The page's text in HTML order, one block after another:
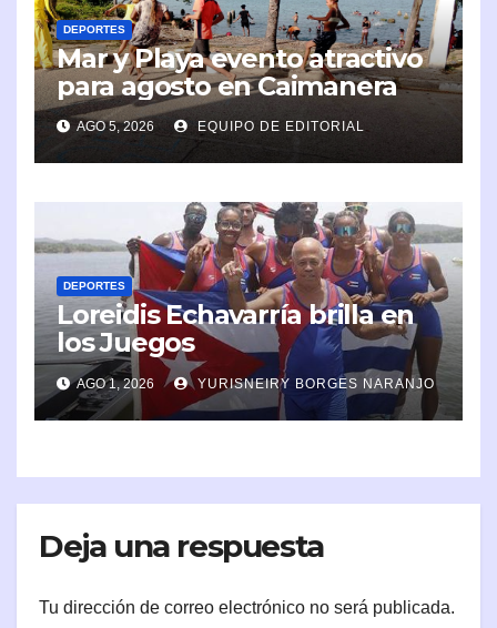
DEPORTES
Mar y Playa evento atractivo
para agosto en Caimanera
AGO 5, 2026 EQUIPO DE EDITORIAL
DEPORTES
Loreidis Echavarría brilla en
los Juegos
Centroamericanos y del
Caribe 2026
AGO 1, 2026 YURISNEIRY BORGES NARANJO
Deja una respuesta
Tu dirección de correo electrónico no será publicada.